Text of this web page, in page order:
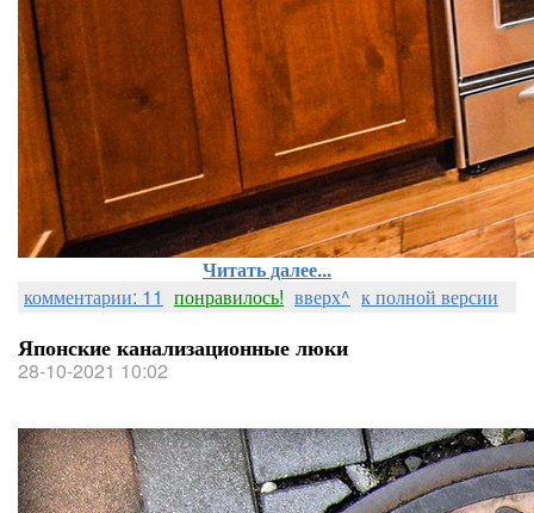
Читать далее...
комментарии: 11 понравилось! вверх^ к полной версии
Японские канализационные люки
28-10-2021 10:02